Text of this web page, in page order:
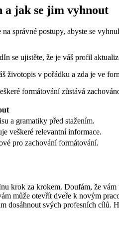
a jak se jim vyhnout
správné postupy, abyste se
se ujistěte, že je váš profil
životopis v pořádku a zda je ve
formátování zůstává
a gramatiky před stažením.
veškeré relevantní informace.
pro zachování formátování.
krok za krokem. Doufám, že
může otevřít dveře k novým
dosáhnout svých profesních cílů.